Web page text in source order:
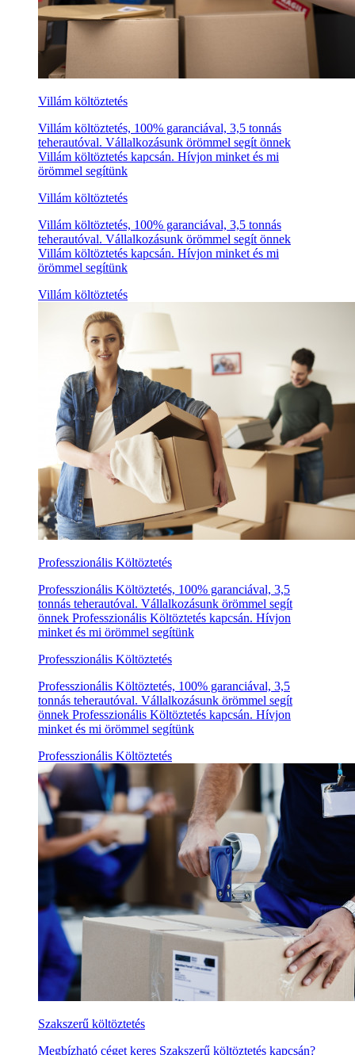
Villám költöztetés
Villám költöztetés, 100% garanciával, 3,5 tonnás
teherautóval. Vállalkozásunk örömmel segít önnek
Villám költöztetés kapcsán. Hívjon minket és mi
örömmel segítünk
Villám költöztetés
Villám költöztetés, 100% garanciával, 3,5 tonnás
teherautóval. Vállalkozásunk örömmel segít önnek
Villám költöztetés kapcsán. Hívjon minket és mi
örömmel segítünk
Villám költöztetés
Professzionális Költöztetés
Professzionális Költöztetés, 100% garanciával, 3,5
tonnás teherautóval. Vállalkozásunk örömmel segít
önnek Professzionális Költöztetés kapcsán. Hívjon
minket és mi örömmel segítünk
Professzionális Költöztetés
Professzionális Költöztetés, 100% garanciával, 3,5
tonnás teherautóval. Vállalkozásunk örömmel segít
önnek Professzionális Költöztetés kapcsán. Hívjon
minket és mi örömmel segítünk
Professzionális Költöztetés
Szakszerű költöztetés
Megbízható céget keres Szakszerű költöztetés kapcsán?